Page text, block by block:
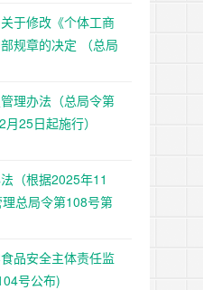
于修改《个体工商
规章的决定 （总局
12月25日起施
理办法（总局令第
25日起施行）
（根据2025年11
总局令第108号第
品安全主体责任监
号公布)